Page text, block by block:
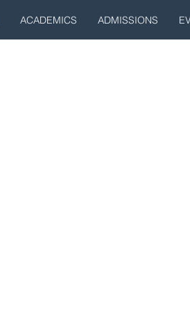
ACADEMICS ADMISSIONS